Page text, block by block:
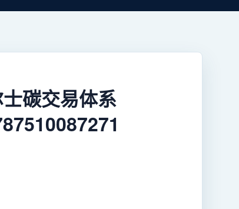
碳交易体系